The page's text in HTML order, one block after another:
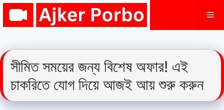
Skip
সীমিত সময়ের জন্য বিশেষ অফার! এই
চাকরিতে যোগ দিয়ে আজই আয় শুরু করুন